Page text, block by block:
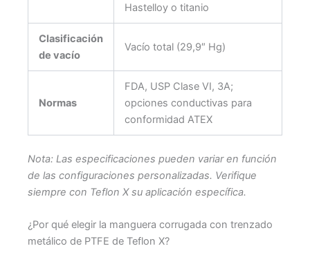
Hastelloy o titanio
Clasificación
de vacío
Vacío total (29,9″ Hg)
Normas
FDA, USP Clase VI, 3A;
opciones conductivas para
conformidad ATEX
Nota: Las especificaciones pueden variar en función
de las configuraciones personalizadas. Verifique
siempre con Teflon X su aplicación específica.
¿Por qué elegir la manguera corrugada con trenzado
metálico de PTFE de Teflon X?